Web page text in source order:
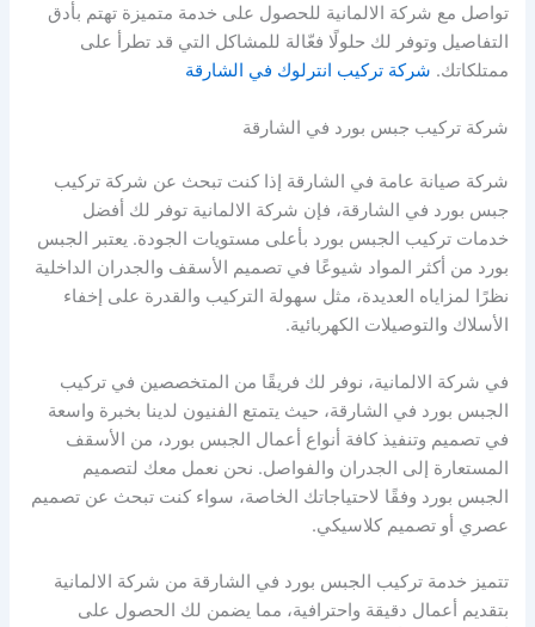
تواصل مع شركة الالمانية للحصول على خدمة متميزة تهتم بأدق
التفاصيل وتوفر لك حلولًا فعّالة للمشاكل التي قد تطرأ على
ممتلكاتك. شركة تركيب انترلوك في الشارقة
شركة تركيب جبس بورد في الشارقة
شركة صيانة عامة في الشارقة إذا كنت تبحث عن شركة تركيب
جبس بورد في الشارقة، فإن شركة الالمانية توفر لك أفضل
خدمات تركيب الجبس بورد بأعلى مستويات الجودة. يعتبر الجبس
بورد من أكثر المواد شيوعًا في تصميم الأسقف والجدران الداخلية
نظرًا لمزاياه العديدة، مثل سهولة التركيب والقدرة على إخفاء
الأسلاك والتوصيلات الكهربائية.
في شركة الالمانية، نوفر لك فريقًا من المتخصصين في تركيب
الجبس بورد في الشارقة، حيث يتمتع الفنيون لدينا بخبرة واسعة
في تصميم وتنفيذ كافة أنواع أعمال الجبس بورد، من الأسقف
المستعارة إلى الجدران والفواصل. نحن نعمل معك لتصميم
الجبس بورد وفقًا لاحتياجاتك الخاصة، سواء كنت تبحث عن تصميم
عصري أو تصميم كلاسيكي.
تتميز خدمة تركيب الجبس بورد في الشارقة من شركة الالمانية
بتقديم أعمال دقيقة واحترافية، مما يضمن لك الحصول على